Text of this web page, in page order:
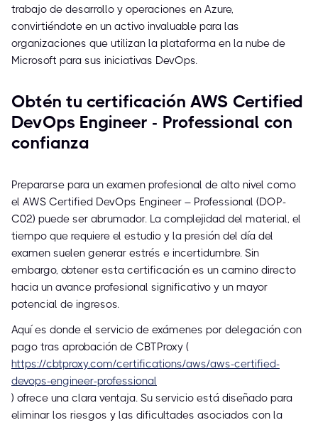
trabajo de desarrollo y operaciones en Azure,
convirtiéndote en un activo invaluable para las
organizaciones que utilizan la plataforma en la nube de
Microsoft para sus iniciativas DevOps.
Obtén tu certificación AWS Certified
DevOps Engineer - Professional con
confianza
Prepararse para un examen profesional de alto nivel como
el AWS Certified DevOps Engineer – Professional (DOP-
C02) puede ser abrumador. La complejidad del material, el
tiempo que requiere el estudio y la presión del día del
examen suelen generar estrés e incertidumbre. Sin
embargo, obtener esta certificación es un camino directo
hacia un avance profesional significativo y un mayor
potencial de ingresos.
Aquí es donde el servicio de exámenes por delegación con
pago tras aprobación de CBTProxy (
https://cbtproxy.com/certifications/aws/aws-certified-
devops-engineer-professional
) ofrece una clara ventaja. Su servicio está diseñado para
eliminar los riesgos y las dificultades asociados con la